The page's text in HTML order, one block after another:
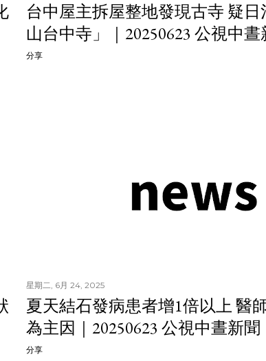
台中屋主拆屋整地發現古寺 疑
山台中寺」｜20250623 公視中晝
分享
星期二, 6月 24, 2025
夏天結石發病患者增1倍以上 醫
為主因｜20250623 公視中晝新聞
分享